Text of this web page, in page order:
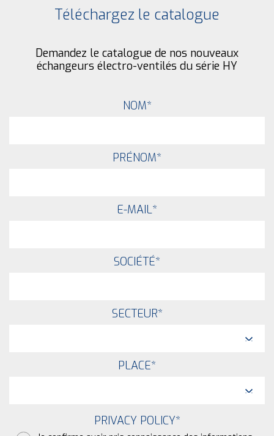
Téléchargez le catalogue
Demandez le catalogue de nos nouveaux
échangeurs électro-ventilés du série HY
NOM*
PRÉNOM*
E-MAIL*
SOCIÉTÉ*
SECTEUR*
PLACE*
PRIVACY POLICY*